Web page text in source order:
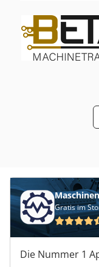
Gratis im
Die Nummer 1